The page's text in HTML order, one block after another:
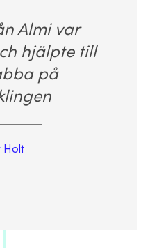
Almi var
hjälpte till
på
Holt